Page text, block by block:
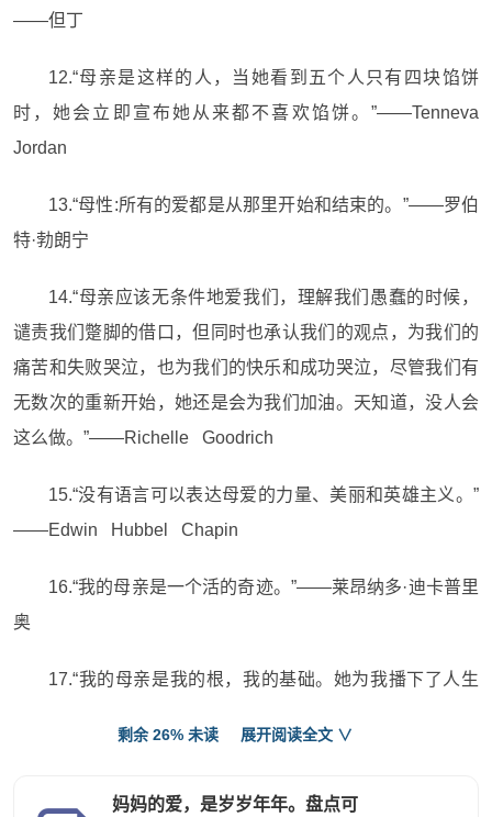
——但丁
12.“母亲是这样的人，当她看到五个人只有四块馅饼
时，她会立即宣布她从来都不喜欢馅饼。”——Tenneva
Jordan
13.“母性:所有的爱都是从那里开始和结束的。”——罗伯
特·勃朗宁
14.“母亲应该无条件地爱我们，理解我们愚蠢的时候，
谴责我们蹩脚的借口，但同时也承认我们的观点，为我们的
痛苦和失败哭泣，也为我们的快乐和成功哭泣，尽管我们有
无数次的重新开始，她还是会为我们加油。天知道，没人会
这么做。”——Richelle Goodrich
15.“没有语言可以表达母爱的力量、美丽和英雄主义。”
——Edwin Hubbel Chapin
16.“我的母亲是一个活的奇迹。”——莱昂纳多·迪卡普里
奥
17.“我的母亲是我的根，我的基础。她为我播下了人生
18.母亲的心是孩子的教室。——亨利·沃德·比彻
剩余 26% 未读 展开阅读全文 ∨
妈妈的爱，是岁岁年年。盘点可